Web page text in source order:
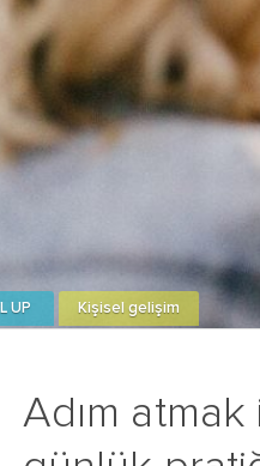
Adım
UP Kişisel gelişim